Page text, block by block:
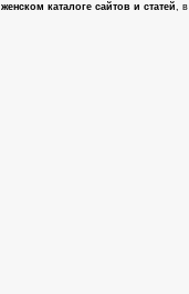
женском каталоге сайтов и статей, в